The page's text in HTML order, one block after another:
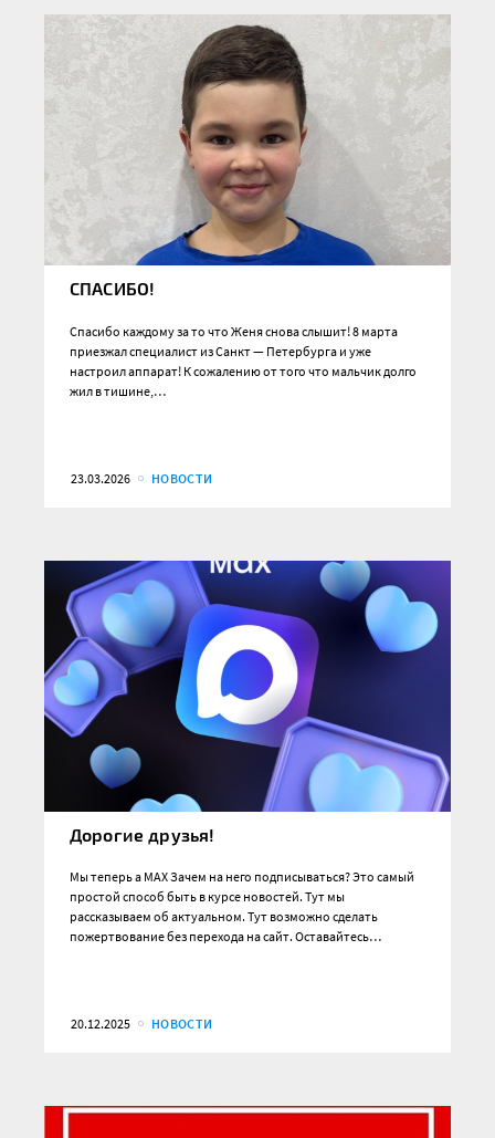
СПАСИБО!
Спасибо каждому за то что Женя снова слышит! 8 марта
приезжал специалист из Санкт — Петербурга и уже
настроил аппарат! К сожалению от того что мальчик долго
жил в тишине,…
23.03.2026 НОВОСТИ
Дорогие друзья!
Мы теперь а MAX Зачем на него подписываться? Это самый
простой способ быть в курсе новостей. Тут мы
рассказываем об актуальном. Тут возможно сделать
пожертвование без перехода на сайт. Оставайтесь…
20.12.2025 НОВОСТИ